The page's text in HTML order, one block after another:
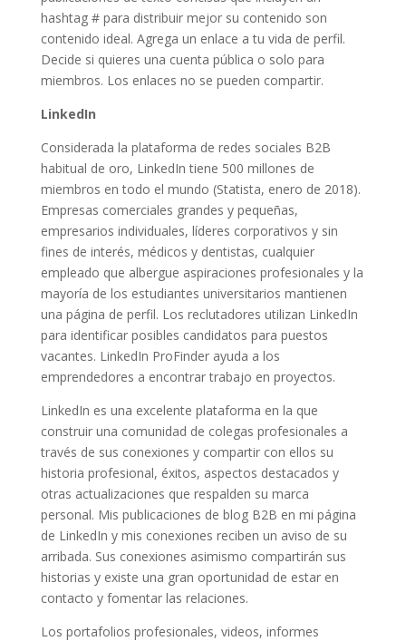
hashtag # para distribuir mejor su contenido son
contenido ideal. Agrega un enlace a tu vida de perfil.
Decide si quieres una cuenta pública o solo para
miembros. Los enlaces no se pueden compartir.
LinkedIn
Considerada la plataforma de redes sociales B2B
habitual de oro, LinkedIn tiene 500 millones de
miembros en todo el mundo (Statista, enero de 2018).
Empresas comerciales grandes y pequeñas,
empresarios individuales, líderes corporativos y sin
fines de interés, médicos y dentistas, cualquier
empleado que albergue aspiraciones profesionales y la
mayoría de los estudiantes universitarios mantienen
una página de perfil. Los reclutadores utilizan LinkedIn
para identificar posibles candidatos para puestos
vacantes. LinkedIn ProFinder ayuda a los
emprendedores a encontrar trabajo en proyectos.
LinkedIn es una excelente plataforma en la que
construir una comunidad de colegas profesionales a
través de sus conexiones y compartir con ellos su
historia profesional, éxitos, aspectos destacados y
otras actualizaciones que respalden su marca
personal. Mis publicaciones de blog B2B en mi página
de LinkedIn y mis conexiones reciben un aviso de su
arribada. Sus conexiones asimismo compartirán sus
historias y existe una gran oportunidad de estar en
contacto y fomentar las relaciones.
Los portafolios profesionales, videos, informes